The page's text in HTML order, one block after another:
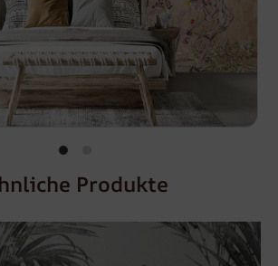
Produkte